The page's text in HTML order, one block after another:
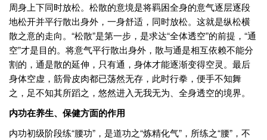
周身上下同时放松。松散的意境是将羁困全身的意气逐层逐段
地松开并平行散出身外，一身舒适，同时放松。这就是纵松横
散之意的走向。“松散”是第一步，是求达“全体透空”的前提，“通
空”才是目的。将意气平行散出身外，散与通是相互依赖不能分
割的，通是散的延伸，只有通，身体才能逐渐变得空灵。最后
身体空虚，筋骨皮肉都已荡然无存，此时行拳，便手不知舞
之，足不知其所蹈之，悠然进入无我无为、全身透空的境界。
内功在养生、保健方面的作用
内功初级阶段练“腰功”，是道功之“炼精化气”，所练之“腰”，不